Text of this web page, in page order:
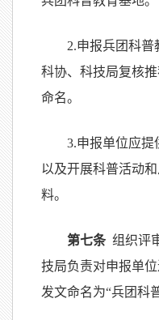
2.申报兵团科
科协、科技局复核
命名。
3.申报单位应提
以及开展科普活动
料。
第七条组织评
技局负责对申报单
发文命名为“兵团科